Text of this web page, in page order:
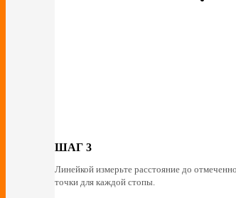
ШАГ 3
Линейкой измерьте расстояние до
точки для каждой стопы.